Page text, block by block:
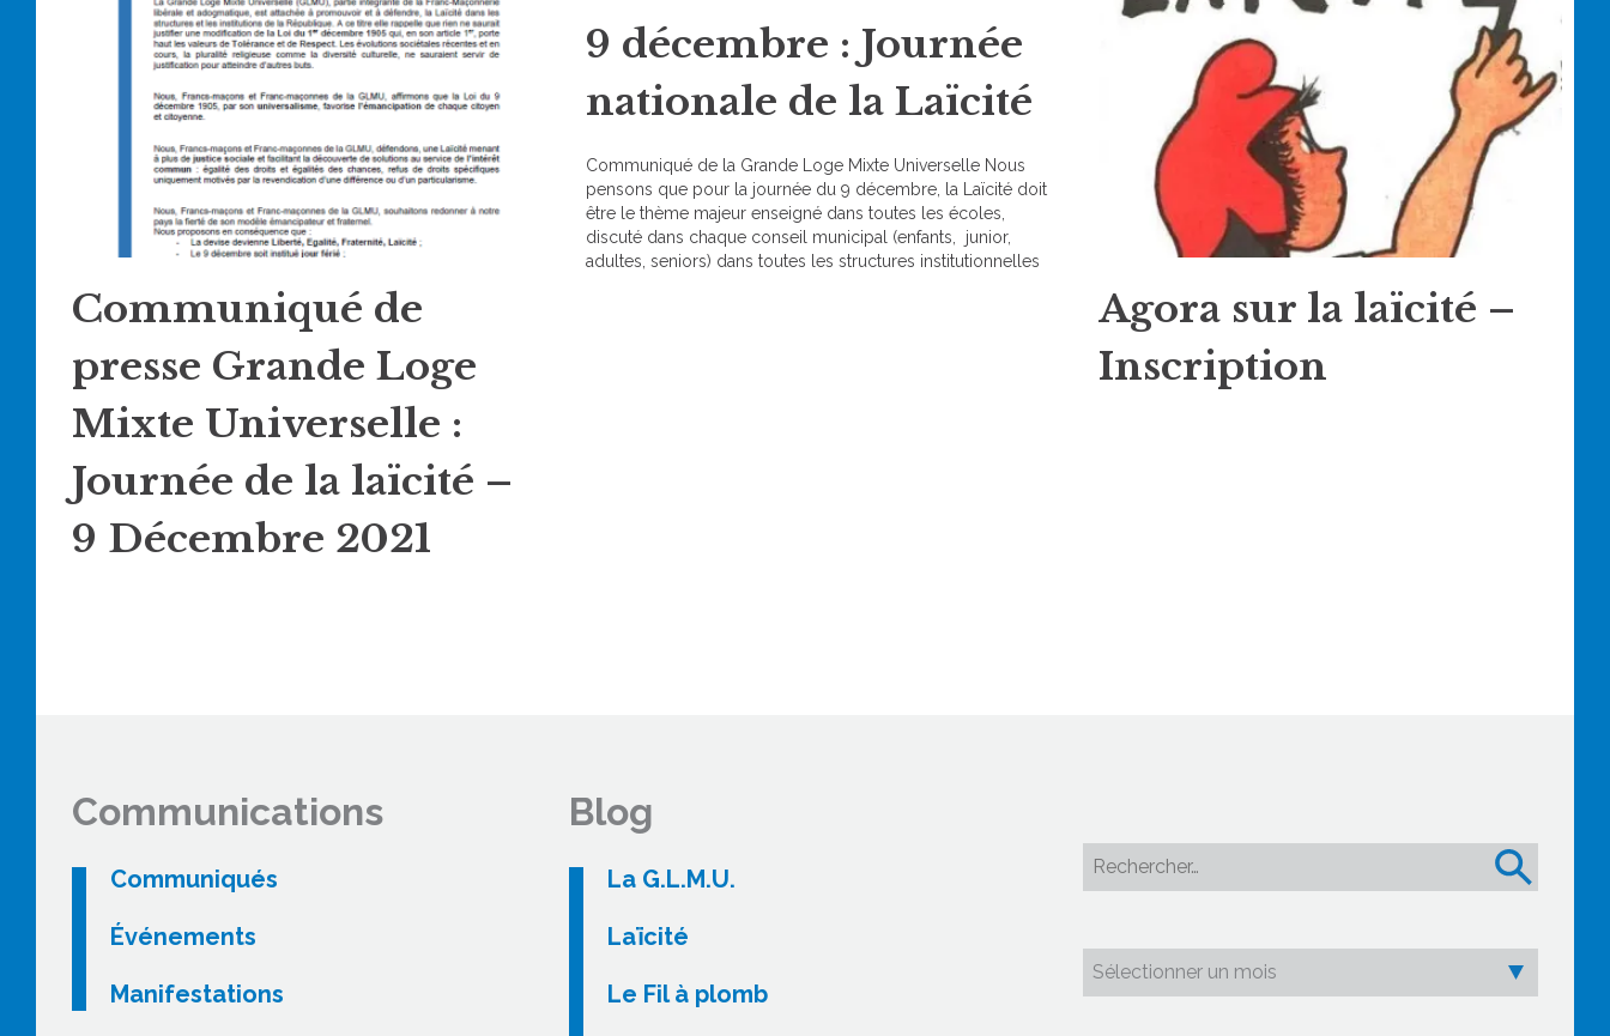
Communiqué de
presse Grande Loge
Mixte Universelle :
Journée de la laïcité –
9 Décembre 2021
9 décembre : Journée
nationale de la Laïcité
Communiqué de la Grande Loge Mixte Universelle Nous
pensons que pour la journée du 9 décembre, la Laïcité doit
être le thème majeur enseigné dans toutes les écoles,
discuté dans chaque conseil municipal (enfants, junior,
adultes, seniors) dans toutes les structures institutionnelles
Agora sur la laïcité –
Inscription
Communications
Communiqués
Événements
Manifestations
Blog
La G.L.M.U.
Laïcité
Le Fil à plomb
Rechercher :